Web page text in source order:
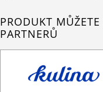
PRODUKT
PARTNERŮ